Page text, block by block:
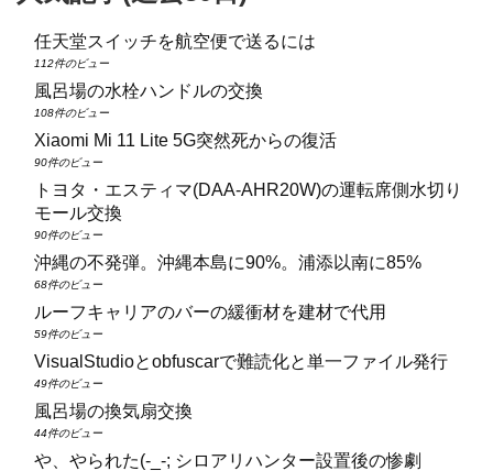
任天堂スイッチを航空便で送るには
112件のビュー
風呂場の水栓ハンドルの交換
108件のビュー
Xiaomi Mi 11 Lite 5G突然死からの復活
90件のビュー
トヨタ・エスティマ(DAA‑AHR20W)の運転席側水切り
モール交換
90件のビュー
沖縄の不発弾。沖縄本島に90%。浦添以南に85%
68件のビュー
ルーフキャリアのバーの緩衝材を建材で代用
59件のビュー
VisualStudioとobfuscarで難読化と単一ファイル発行
49件のビュー
風呂場の換気扇交換
44件のビュー
や、やられた(-_-; シロアリハンター設置後の惨劇